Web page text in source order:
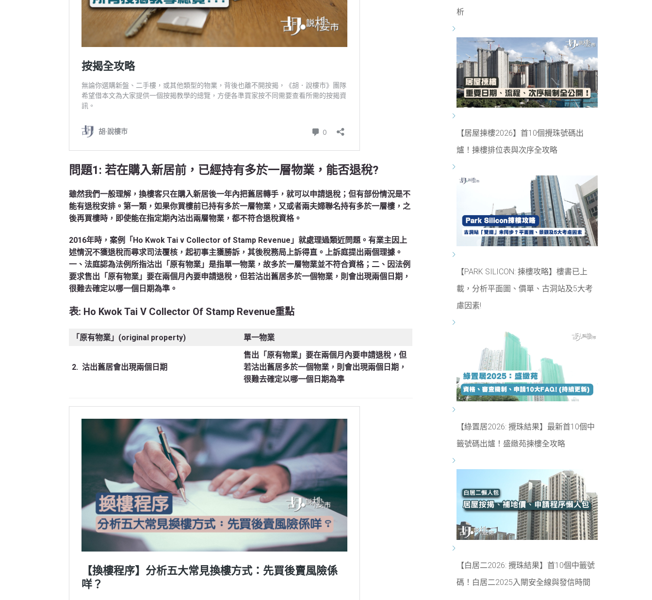
問題1: 若在購入新居前，已經持有多於一層物業，能否退稅?
雖然我們一般理解，換樓客只在購入新居後一年內把舊居轉手，就可以申請退稅；但有部份情況是不
能有退稅安排。第一類，如果你買樓前已持有多於一層物業，又或者兩夫婦聯名持有多於一層樓，之
後再買樓時，即使能在指定期內沽出兩層物業，都不符合退稅資格。
2016年時，案例「Ho Kwok Tai v Collector of Stamp Revenue」就處理過類近問題。有業主因上
述情況不獲退稅而尋求司法覆核，起初事主獲勝訴，其後稅務局上訴得直。上訴庭提出兩個理據。
一、法庭認為法例所指沽出「原有物業」是指單一物業，故多於一層物業並不符合資格；二、因法例
要求售出「原有物業」要在兩個月內要申請退稅，但若沽出舊居多於一個物業，則會出現兩個日期，
很難去確定以哪一個日期為準。
表: Ho Kwok Tai V Collector Of Stamp Revenue重點
「原有物業」(original property) 單一物業
2. 沽出舊居會出現兩個日期
售出「原有物業」要在兩個月內要申請退稅，但
若沽出舊居多於一個物業，則會出現兩個日期，
很難去確定以哪一個日期為準
析
【居屋揀樓2026】首10個攪珠號碼出
爐！揀樓排位表與次序全攻略
【PARK SILICON: 揀樓攻略】樓書已上
載，分析平面圖、價單、古洞站及5大考
慮因素!
【綠置居2026: 攪珠結果】最新首10個中
籤號碼出爐！盛緻苑揀樓全攻略
【白居二2026: 攪珠結果】首10個中籤號
碼！白居二2025入閘安全線與發信時間